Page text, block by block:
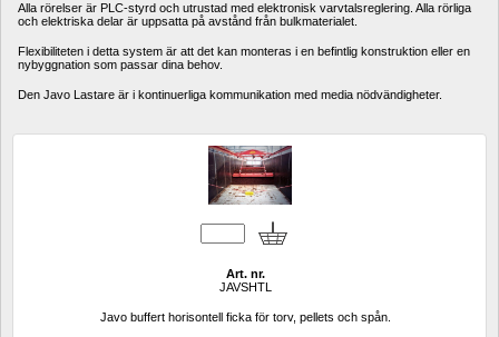
Alla rörelser är PLC-styrd och utrustad med elektronisk varvtalsreglering. Alla rörliga
och elektriska delar är uppsatta på avstånd från bulkmaterialet.
Flexibiliteten i detta system är att det kan monteras i en befintlig konstruktion eller en
nybyggnation som passar dina behov.
Den Javo Lastare är i kontinuerliga kommunikation med media nödvändigheter.
Art. nr.
JAVSHTL
Javo buffert horisontell ficka för torv, pellets och spån.